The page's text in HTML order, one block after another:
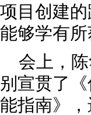
项目创建
能够学有所
会上，
别宣贯了
能指南》